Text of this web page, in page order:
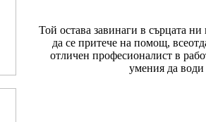
Той остава завинаги в сърцата
да се притече на помощ,
отличен професионалист в
умения да